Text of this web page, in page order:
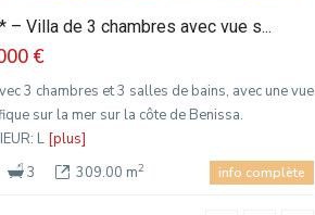
– Villa de 3 chambres avec vue s...
€
3 chambres et 3 salles de bains, avec une vue
sur la mer sur la côte de Benissa.
L [plus]
3 309.00 m2 info complète